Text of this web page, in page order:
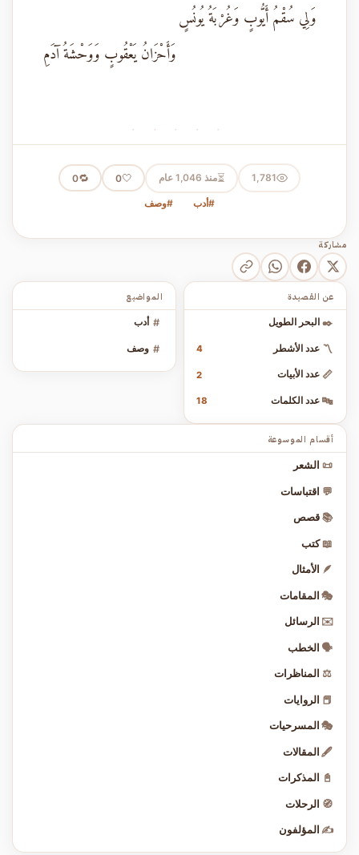
وَلِي سُقْمُ أَيُّوبٍ وَغُرْبَةُ يُونُسٍ
وَأَحْزَانُ يَعْقُوبٍ وَوَحْشَةُ آدَمِ
· · · · ·
1,781
⏳منذ 1,046 عام 🤍
0
🔁
0
#أدب #وصف
مشاركة
المواضيع
# أدب
# وصف
عن القصيدة
✒️ البحر الطويل
〽️ عدد الأشطر 4
📏 عدد الأبيات 2
🔤 عدد الكلمات 18
أقسام الموسوعة
📜 الشعر
💬 اقتباسات
📚 قصص
📖 كتب
🪶 الأمثال
🎭 المقامات
✉️ الرسائل
🗣️ الخطب
⚖️ المناظرات
📕 الروايات
🎭 المسرحيات
🖋️ المقالات
📓 المذكرات
🧭 الرحلات
✍️ المؤلفون